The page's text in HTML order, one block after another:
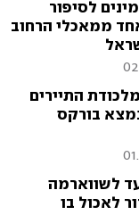
לסיפור
ממאכלי הרחוב
התיירים
בורקס
לשווארמה
לאכול בו